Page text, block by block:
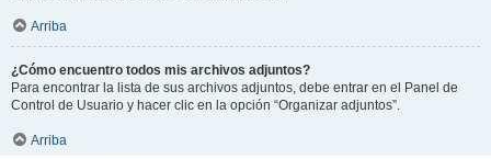
Arriba
¿Cómo encuentro todos mis archivos adjuntos?
Para encontrar la lista de sus archivos adjuntos, debe entrar en el Panel de
Control de Usuario y hacer clic en la opción “Organizar adjuntos”.
Arriba